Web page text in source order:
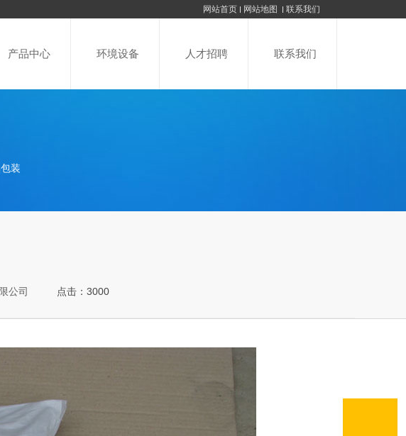
网站首页 网站地图 联系我们
产品中心 环境设备 人才招聘 联系我们
装
公司 点击：3000